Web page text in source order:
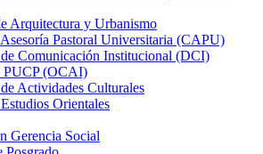
Arquitectura y Urbanismo
Pastoral Universitaria (CAPU)
Comunicación Institucional (DCI)
PUCP (OCAI)
Actividades Culturales
Orientales
Gerencia Social